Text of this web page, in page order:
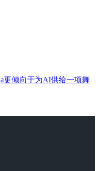
a更倾向于为AI供给一项舞